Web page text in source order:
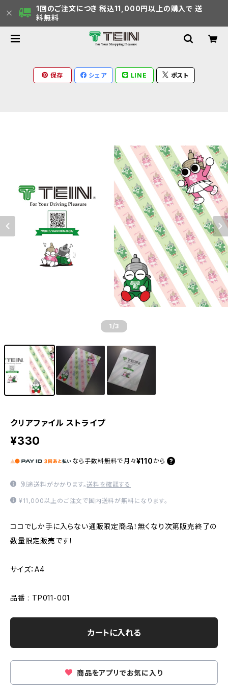
1回のご注文につき 税込11,000円以上の購入で 送
料無料
保存 シェア LINE ポスト
1 /3
クリアファイル ストライプ
¥330
なら 手数料無料で 月々¥110 から
別途送料がかかります。送料を確認する
¥11,000以上のご注文で国内送料が無料になります。
ココでしか手に入らない通販限定商品！無くなり次第販売終了の
数量限定販売です！
サイズ：A4
品番 : TP011-001
カートに入れる
商品をアプリでお気に入り